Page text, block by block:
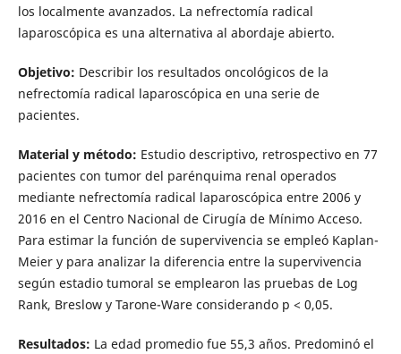
los localmente avanzados. La nefrectomía radical
laparoscópica es una alternativa al abordaje abierto.
Objetivo: Describir los resultados oncológicos de la
nefrectomía radical laparoscópica en una serie de
pacientes.
Material y método: Estudio descriptivo, retrospectivo en 77
pacientes con tumor del parénquima renal operados
mediante nefrectomía radical laparoscópica entre 2006 y
2016 en el Centro Nacional de Cirugía de Mínimo Acceso.
Para estimar la función de supervivencia se empleó Kaplan-
Meier y para analizar la diferencia entre la supervivencia
según estadio tumoral se emplearon las pruebas de Log
Rank, Breslow y Tarone-Ware considerando p < 0,05.
Resultados: La edad promedio fue 55,3 años. Predominó el